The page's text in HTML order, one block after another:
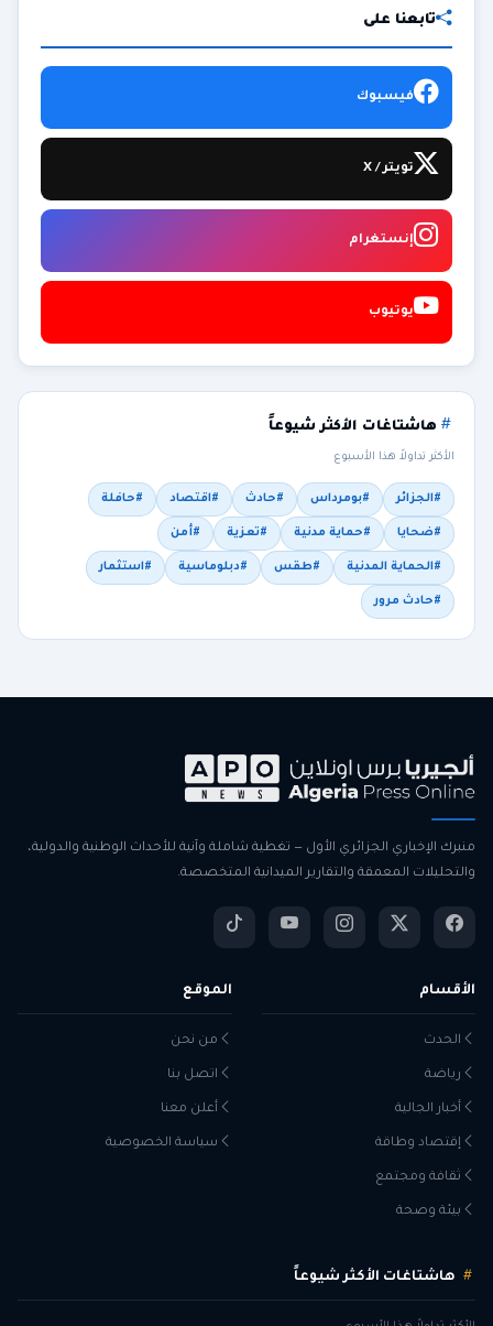
تابعنا على
فيسبوك
تويتر / X
إنستغرام
يوتيوب
هاشتاغات الأكثر شيوعاً
الأكثر تداولاً هذا الأسبوع
#الجزائر #بومرداس #حادث #اقتصاد #حافلة
#ضحايا #حماية مدنية #تعزية #أمن
#الحماية المدنية #طقس #دبلوماسية #استثمار
#حادث مرور
منبرك الإخباري الجزائري الأول — تغطية شاملة وآنية للأحداث الوطنية والدولية،
والتحليلات المعمقة والتقارير الميدانية المتخصصة.
الأقسام
الحدث
رياضة
أخبار الجالية
إقتصاد وطاقة
ثقافة ومجتمع
بيئة وصحة
الموقع
من نحن
اتصل بنا
أعلن معنا
سياسة الخصوصية
هاشتاغات الأكثر شيوعاً